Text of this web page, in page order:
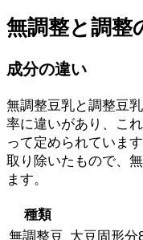
無調整と調整
成分の違い
無調整豆乳と調整豆
率に違いがあり、こ
って定められていま
取り除いたもので、
ます。
種類
無調整豆 大豆固形分